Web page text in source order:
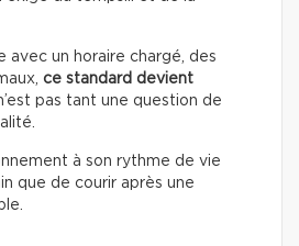
avec un horaire chargé, des
ce standard devient
pas tant une question de
à son rythme de vie
que de courir après une